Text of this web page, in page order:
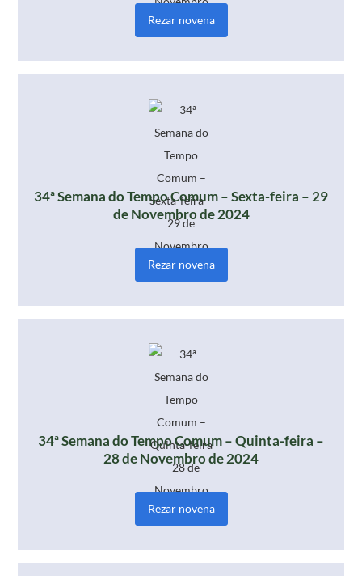
Rezar novena
34ª Semana do Tempo Comum – Sexta-feira – 29
de Novembro de 2024
Rezar novena
34ª Semana do Tempo Comum – Quinta-feira –
28 de Novembro de 2024
Rezar novena